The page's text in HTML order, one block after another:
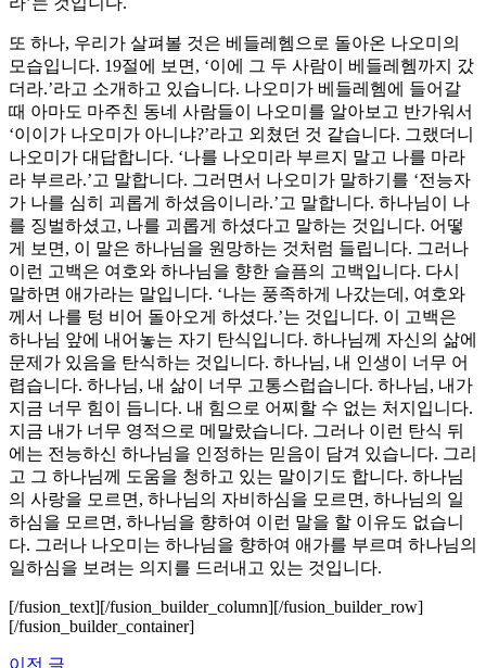
또 하나, 우리가 살펴볼 것은 베들레헴으로 돌아온 나오미의
모습입니다. 19절에 보면, ‘이에 그 두 사람이 베들레헴까지 갔
더라.’라고 소개하고 있습니다. 나오미가 베들레헴에 들어갈
때 아마도 마주친 동네 사람들이 나오미를 알아보고 반가워서
‘이이가 나오미가 아니냐?’라고 외쳤던 것 같습니다. 그랬더니
나오미가 대답합니다. ‘나를 나오미라 부르지 말고 나를 마라
라 부르라.’고 말합니다. 그러면서 나오미가 말하기를 ‘전능자
가 나를 심히 괴롭게 하셨음이니라.’고 말합니다. 하나님이 나
를 징벌하셨고, 나를 괴롭게 하셨다고 말하는 것입니다. 어떻
게 보면, 이 말은 하나님을 원망하는 것처럼 들립니다. 그러나
이런 고백은 여호와 하나님을 향한 슬픔의 고백입니다. 다시
말하면 애가라는 말입니다. ‘나는 풍족하게 나갔는데, 여호와
께서 나를 텅 비어 돌아오게 하셨다.’는 것입니다. 이 고백은
하나님 앞에 내어놓는 자기 탄식입니다. 하나님께 자신의 삶에
문제가 있음을 탄식하는 것입니다. 하나님, 내 인생이 너무 어
렵습니다. 하나님, 내 삶이 너무 고통스럽습니다. 하나님, 내가
지금 너무 힘이 듭니다. 내 힘으로 어찌할 수 없는 처지입니다.
지금 내가 너무 영적으로 메말랐습니다. 그러나 이런 탄식 뒤
에는 전능하신 하나님을 인정하는 믿음이 담겨 있습니다. 그리
고 그 하나님께 도움을 청하고 있는 말이기도 합니다. 하나님
의 사랑을 모르면, 하나님의 자비하심을 모르면, 하나님의 일
하심을 모르면, 하나님을 향하여 이런 말을 할 이유도 없습니
다. 그러나 나오미는 하나님을 향하여 애가를 부르며 하나님의
일하심을 보려는 의지를 드러내고 있는 것입니다.
[/fusion_text][/fusion_builder_column][/fusion_builder_row]
[/fusion_builder_container]